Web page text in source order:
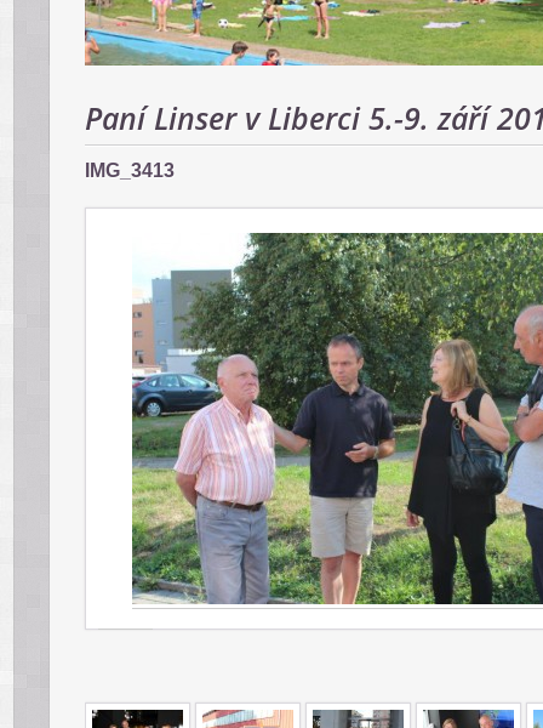
Paní Linser v Liberci 5.-9. září
IMG_3413